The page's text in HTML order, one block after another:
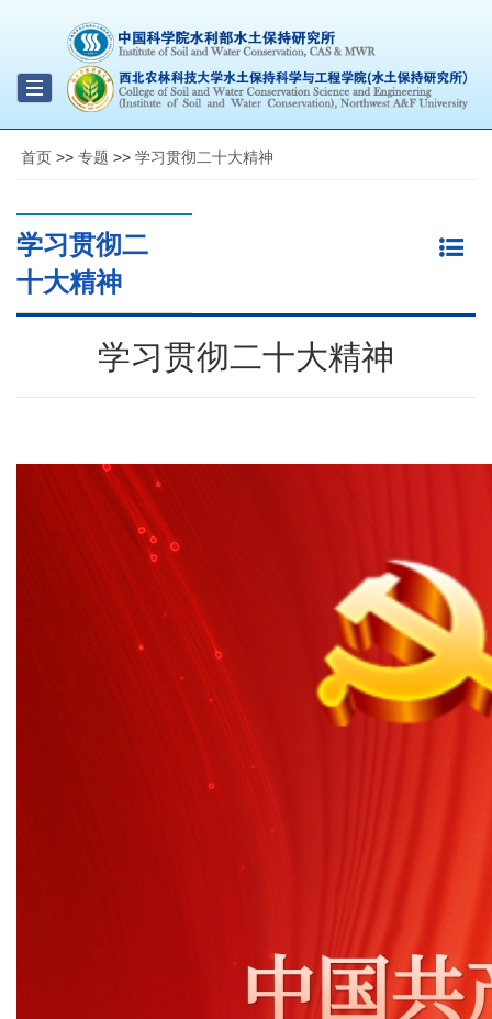
Toggle
navigation
首页 >> 专题 >> 学习贯彻二十大精神
学习贯彻二
十大精神
学习贯彻二十大精神